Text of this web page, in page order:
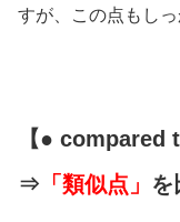
すが、この点もし
【● compared
⇒ 「類似点」 を